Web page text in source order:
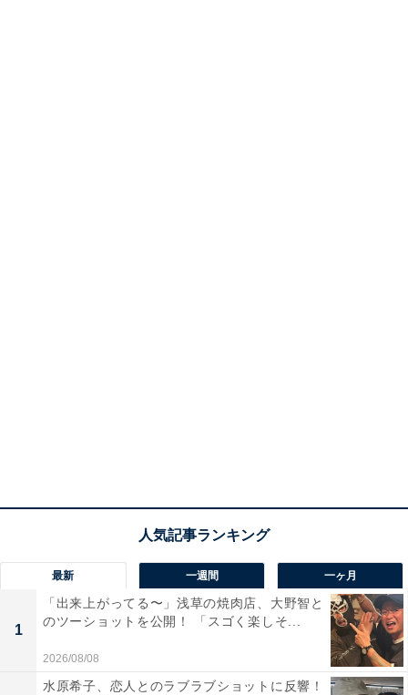
最新 一週間 一ヶ月
1
「出来上がってる〜」浅草の焼肉店、大野智と
のツーショットを公開！ 「スゴく楽しそ...
2026/08/08
水原希子、恋人とのラブラブショットに反響！